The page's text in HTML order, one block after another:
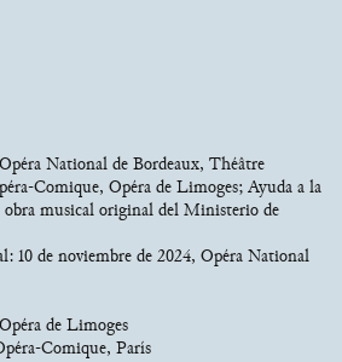
National de Bordeaux, Théâtre
Comique, Opéra de Limoges; Ayuda a la
obra musical original del Ministerio de
10 de noviembre de 2024, Opéra National
de Limoges
Comique, París